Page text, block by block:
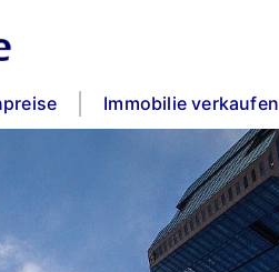
Immobilie verkaufen